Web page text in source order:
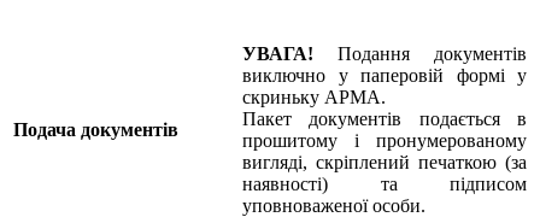
Подача документів
УВАГА! Подання документів
виключно у паперовій формі у
скриньку АРМА.
Пакет документів подається в
прошитому і пронумерованому
вигляді, скріплений печаткою (за
наявності) та підписом
уповноваженої особи.